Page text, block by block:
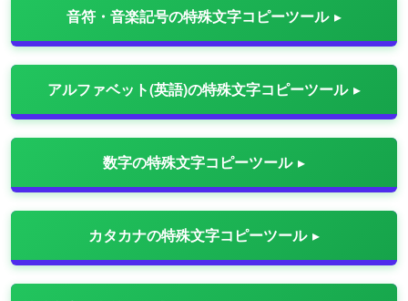
音符・音楽記号の特殊文字コピーツール
アルファベット(英語)の特殊文字コピーツール
数字の特殊文字コピーツール
カタカナの特殊文字コピーツール